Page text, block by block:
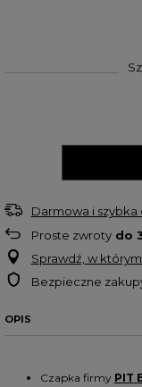
Darmowa i szybka
Proste zwrotydo
Sprawdź, w
Bezpieczne
OPIS
Czapka firmy PIT